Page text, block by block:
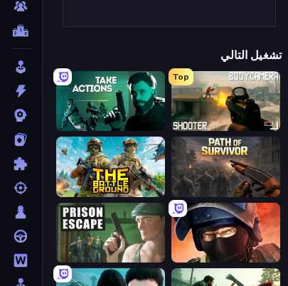
تشغيل التالي
Top
BodyCamera Shooter
Take Actions
Path of Survivor
The Battleground
Bullet Force
Prison Escape